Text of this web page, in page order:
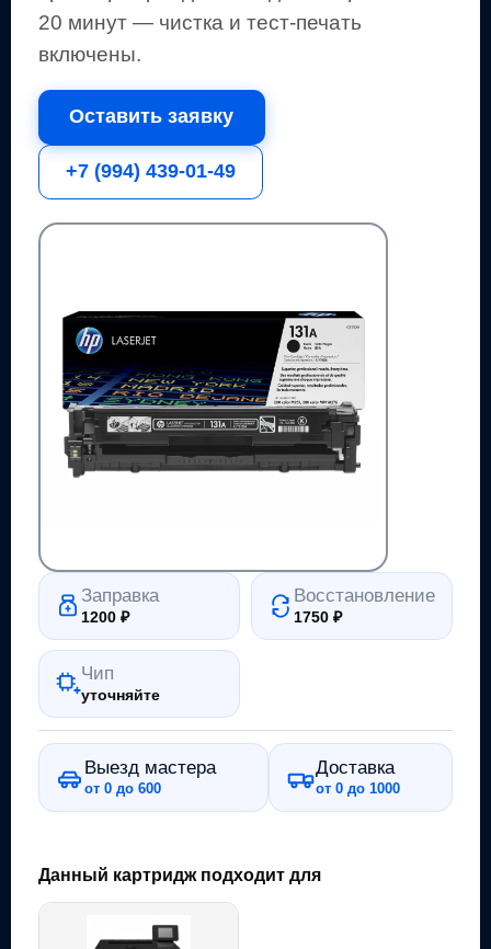
20 минут — чистка и тест-печать
включены.
Оставить заявку
+7 (994) 439-01-49
Заправка
1200₽
Восстановление
1750₽
Чип
уточняйте
Выезд мастера
от 0 до 600
Доставка
от 0 до 1000
Данный картридж подходит для